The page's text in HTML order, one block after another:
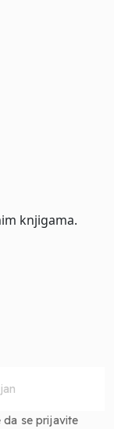
knjigama.
da se prijavite